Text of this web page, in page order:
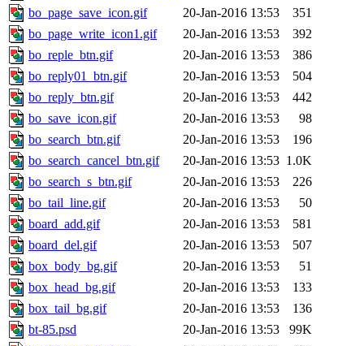
bo_page_save_icon.gif
20-Jan-2016 13:53
351
bo_page_write_icon1.gif
20-Jan-2016 13:53
392
bo_reple_btn.gif
20-Jan-2016 13:53
386
bo_reply01_btn.gif
20-Jan-2016 13:53
504
bo_reply_btn.gif
20-Jan-2016 13:53
442
bo_save_icon.gif
20-Jan-2016 13:53
98
bo_search_btn.gif
20-Jan-2016 13:53
196
bo_search_cancel_btn.gif
20-Jan-2016 13:53 1.0K
bo_search_s_btn.gif
20-Jan-2016 13:53
226
bo_tail_line.gif
20-Jan-2016 13:53
50
board_add.gif
20-Jan-2016 13:53
581
board_del.gif
20-Jan-2016 13:53
507
box_body_bg.gif
20-Jan-2016 13:53
51
box_head_bg.gif
20-Jan-2016 13:53
133
box_tail_bg.gif
20-Jan-2016 13:53
136
bt-85.psd
20-Jan-2016 13:53
99K